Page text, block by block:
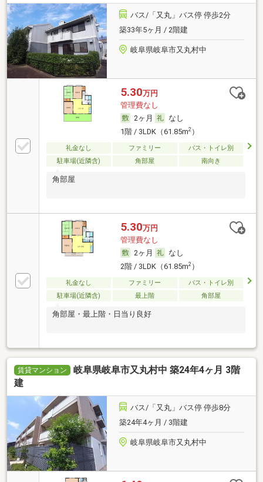
バス/「又丸」バス停 停歩2分
築33年5ヶ月 / 2階建
岐阜県岐阜市又丸村中
5.30万円
管理費なし
2ヶ月
なし
1階 / 3LDK（61.85m2）
礼金なし ファミリー
バス・トイレ別
駐車場(近隣含)
角部屋 南向き
角部屋
5.30万円
管理費なし
2ヶ月
なし
2階 / 3LDK（61.85m2）
礼金なし ファミリー
バス・トイレ別
駐車場(近隣含)
最上階 角部屋
角部屋・最上階・日当り良好
賃貸マンション
岐阜県岐阜市又丸村中 築24年4ヶ月 3階
建
バス/「又丸」バス停 停歩8分
築24年4ヶ月 / 3階建
岐阜県岐阜市又丸村中